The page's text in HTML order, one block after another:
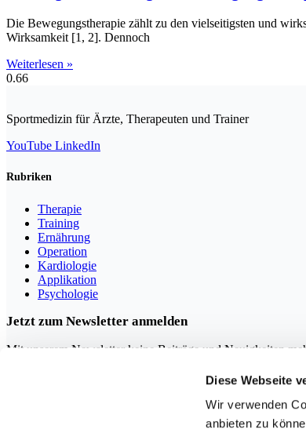
Diese Webseite
Wir verwenden
anbieten zu
Die Bewegungstherapie zählt zu den vielseitigsten und
Wirksamkeit [1, 2]. Dennoch
Weiterlesen »
Sportmedizin für Ärzte, Therapeuten und Trainer
YouTube LinkedIn
Rubriken
Therapie
Training
Ernährung
Operation
Kardiologie
Applikation
Psychologie
Jetzt zum Newsletter anmelden
Mit unserem Newsletter keine Beiträge und Neuigkeiten